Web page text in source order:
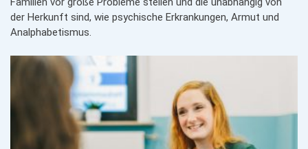
der Herkunft sind, wie psychische Erkrankungen, Armut und
Analphabetismus.